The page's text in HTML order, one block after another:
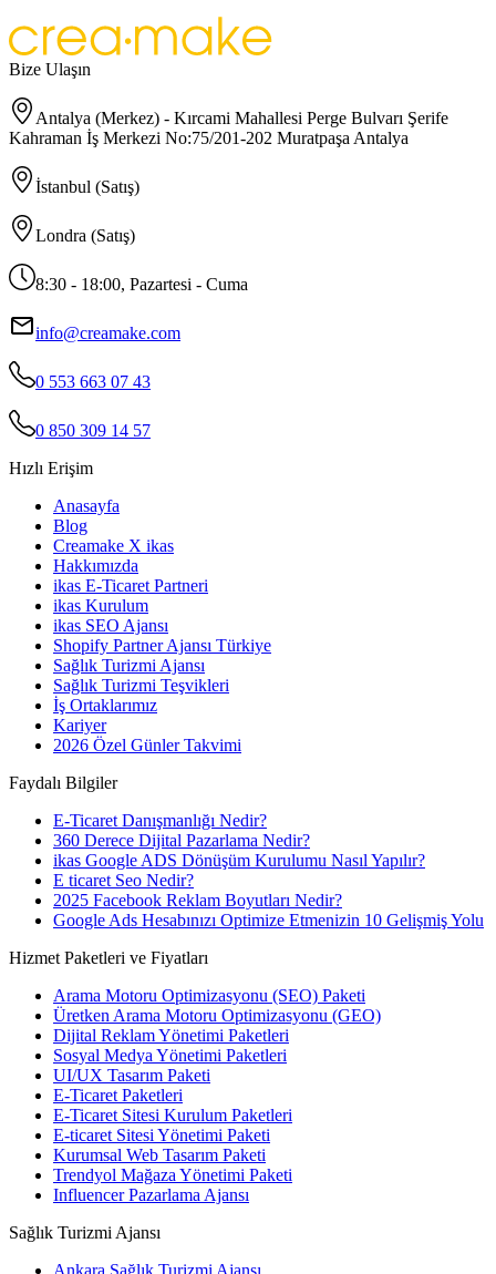
Bize Ulaşın
Antalya (Merkez) - Kırcami Mahallesi Perge Bulvarı Şerife
Kahraman İş Merkezi No:75/201-202 Muratpaşa Antalya
İstanbul (Satış)
Londra (Satış)
8:30 - 18:00, Pazartesi - Cuma
info@creamake.com
0 553 663 07 43
0 850 309 14 57
Hızlı Erişim
Anasayfa
Blog
Creamake X ikas
Hakkımızda
ikas E-Ticaret Partneri
ikas Kurulum
ikas SEO Ajansı
Shopify Partner Ajansı Türkiye
Sağlık Turizmi Ajansı
Sağlık Turizmi Teşvikleri
İş Ortaklarımız
Kariyer
2026 Özel Günler Takvimi
Faydalı Bilgiler
E-Ticaret Danışmanlığı Nedir?
360 Derece Dijital Pazarlama Nedir?
ikas Google ADS Dönüşüm Kurulumu Nasıl Yapılır?
E ticaret Seo Nedir?
2025 Facebook Reklam Boyutları Nedir?
Google Ads Hesabınızı Optimize Etmenizin 10 Gelişmiş Yolu
Hizmet Paketleri ve Fiyatları
Arama Motoru Optimizasyonu (SEO) Paketi
Üretken Arama Motoru Optimizasyonu (GEO)
Dijital Reklam Yönetimi Paketleri
Sosyal Medya Yönetimi Paketleri
UI/UX Tasarım Paketi
E-Ticaret Paketleri
E-Ticaret Sitesi Kurulum Paketleri
E-ticaret Sitesi Yönetimi Paketi
Kurumsal Web Tasarım Paketi
Trendyol Mağaza Yönetimi Paketi
Influencer Pazarlama Ajansı
Sağlık Turizmi Ajansı